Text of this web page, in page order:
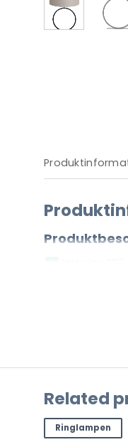
Hat eine
Stellen
NAME
(ERFORDERLICH)
Related
Ringlampen